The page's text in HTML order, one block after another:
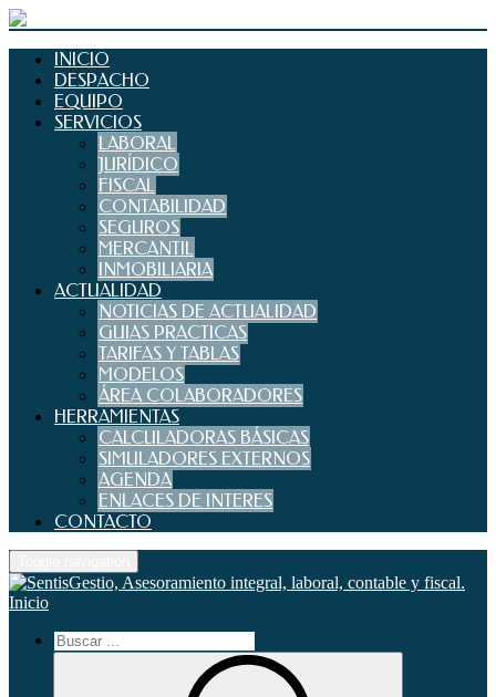
INICIO
DESPACHO
EQUIPO
SERVICIOS
LABORAL
JURÍDICO
FISCAL
CONTABILIDAD
SEGUROS
MERCANTIL
INMOBILIARIA
ACTUALIDAD
NOTICIAS DE ACTUALIDAD
GUIAS PRACTICAS
TARIFAS Y TABLAS
MODELOS
ÁREA COLABORADORES
HERRAMIENTAS
CALCULADORAS BÁSICAS
SIMULADORES EXTERNOS
AGENDA
ENLACES DE INTERES
CONTACTO
Inicio